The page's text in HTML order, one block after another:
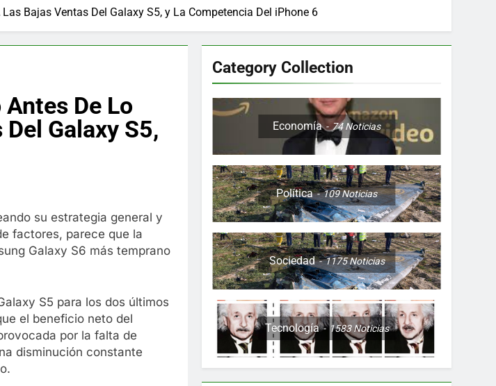
muere a los 44 años
en México, Chile, Argentina, Colombia, Perú , Ecuador, Costa Rica y
Masivos en Línea
Masivos en Mercado Libre
con binoculares de visión nocturna y reuniones de secuestrados
fabrica un clip de movimiento desde una sola foto
Bajas Ventas Del Galaxy S5, y La Competencia Del iPhone 6
De Lo
Galaxy S5,
su estrategia general y
factores, parece que la
Galaxy S6 más temprano
S5 para los dos últimos
el beneficio neto del
por la falta de
disminución constante
Category Collection
Economía 74Noticias
Política 109Noticias
Sociedad 1175Noticias
Tecnología 1583Noticias